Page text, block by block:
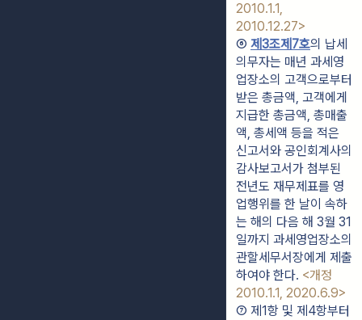
2010.1.1,
2010.12.27>
⑥ 제3조제7호의 납세
의무자는 매년 과세영
업장소의 고객으로부터
받은 총금액, 고객에게
지급한 총금액, 총매출
액, 총세액 등을 적은
신고서와 공인회계사의
감사보고서가 첨부된
전년도 재무제표를 영
업행위를 한 날이 속하
는 해의 다음 해 3월 31
일까지 과세영업장소의
관할세무서장에게 제출
하여야 한다. <개정
2010.1.1, 2020.6.9>
⑦ 제1항 및 제4항부터